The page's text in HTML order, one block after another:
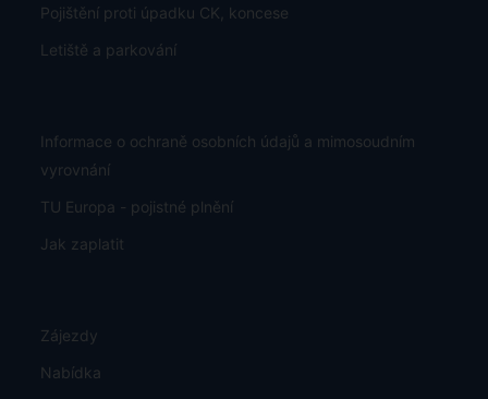
Pojištění proti úpadku CK, koncese
Letiště a parkování
Informace o ochraně osobních údajů a mimosoudním
vyrovnání
TU Europa - pojistné plnění
Jak zaplatit
Zájezdy
Nabídka